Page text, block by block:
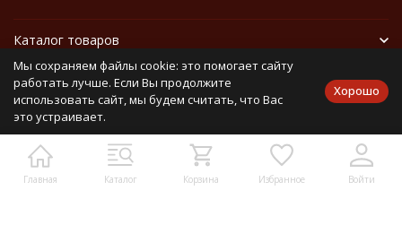
Главная Каталог Корзина Избранное Войти
Каталог товаров
Информация
Политика персональных данных Карта сайта
Мы сохраняем файлы cookie: это помогает сайту
работать лучше. Если Вы продолжите
использовать сайт, мы будем считать, что Вас
это устраивает.
Хорошо